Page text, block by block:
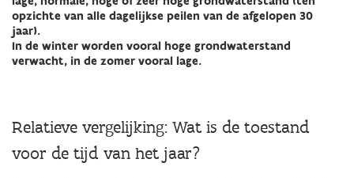
opzichte van alle dagelijkse peilen van de afgelopen 30
jaar).
In de winter worden vooral hoge grondwaterstand
verwacht, in de zomer vooral lage.
Relatieve vergelijking: Wat is de toestand
voor de tijd van het jaar?